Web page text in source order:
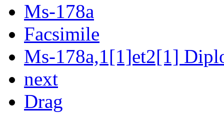
Ms-178a
Facsimile
Ms-178a,1[1]et2[1]
next
Drag